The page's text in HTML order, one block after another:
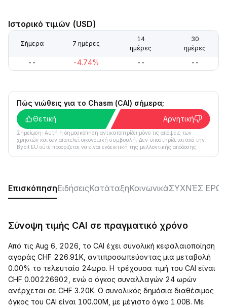
Ιστορικό τιμών (USD)
Σήμερα 7 ημέρες
14
ημέρες
30
ημέρες
-- -4.74% -- --
Πώς νιώθεις για το Chasm (CAI) σήμερα;
Θετική
Αρνητική
Σημείωση: Αυτή η δημοσκόπηση αντικατοπτρίζει μόνο τις απόψεις των
χρηστών και δεν αποτελεί οικονομική συμβουλή. Δεν υποστηρίζεται από την
Bybit EU ούτε προορίζεται να είναι ενδεικτική της μελλοντικής απόδοσης.
ΕπισκόπησηΕιδήσειςΚατάταξηΚοινωνικάΣΥΧΝΈΣ
Σύνοψη τιμής CAI σε πραγματικό χρόνο
Από τις Aug 6, 2026, το CAI έχει συνολική κεφαλαιοποίηση
αγοράς CHF 226.91K, αντιπροσωπεύοντας μια μεταβολή
0.00% το τελευταίο 24ωρο. Η τρέχουσα τιμή του CAI είναι
CHF 0.00226902, ενώ ο όγκος συναλλαγών 24 ωρών
ανέρχεται σε CHF 3.20K. Ο συνολικός δημόσια διαθέσιμος
όγκος του CAI είναι 100.00M, με μέγιστο όγκο 1.00B. Με